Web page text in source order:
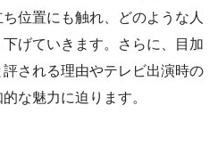
位置にも触れ、どのような人
げていきます。さらに、目加
される理由やテレビ出演時の
な魅力に迫ります。